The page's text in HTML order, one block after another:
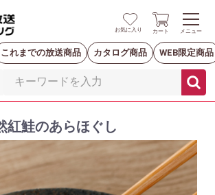
お気に入り カート メニュー
これまでの放送商品 カタログ商品 WEB限定商品
紅鮭のあらほぐし